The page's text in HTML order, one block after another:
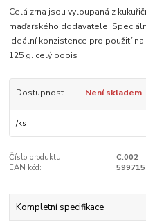
Celá zrna jsou vyloupaná z
maďarského dodavatele.
Ideální konzistence pro použití
125 g. celý popis
Dostupnost Není skladem
/ks
Číslo produktu:
C.002
EAN kód:
Kompletní specifikace